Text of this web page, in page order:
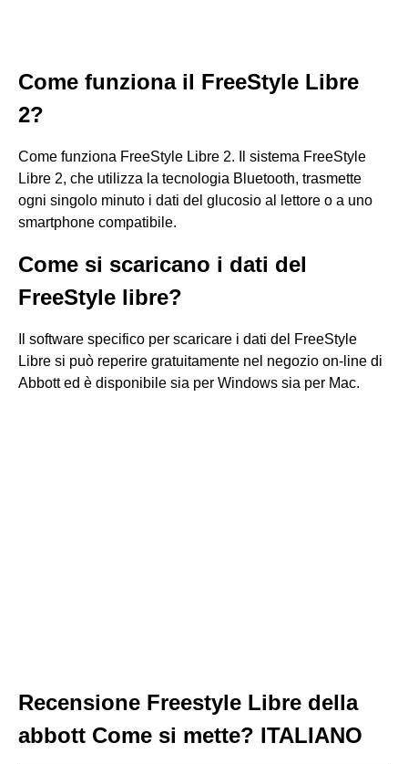
Come funziona il FreeStyle Libre
2?
Come funziona FreeStyle Libre 2. Il sistema FreeStyle
Libre 2, che utilizza la tecnologia Bluetooth, trasmette
ogni singolo minuto i dati del glucosio al lettore o a uno
smartphone compatibile.
Come si scaricano i dati del
FreeStyle libre?
Il software specifico per scaricare i dati del FreeStyle
Libre si può reperire gratuitamente nel negozio on-line di
Abbott ed è disponibile sia per Windows sia per Mac.
Recensione Freestyle Libre della
abbott Come si mette? ITALIANO